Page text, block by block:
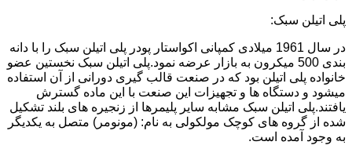
پلی اتیلن سبک:
در سال 1961 میلادی کمپانی اکواستار پودر پلی اتیلن سبک را با دانه
بندی 500 میکرون به بازار عرضه نمود.پلی اتیلن سبک نخستین عضو
خانواده پلی اتیلن بود که در صنعت قالب گیری دورانی از آن استفاده
میشود و دستگاه ها و تجهیزات این صنعت با این ماده گسترش
یافتند.پلی اتیلن سبک مشابه سایر پلیمرها از زنجیره های بلند تشکیل
شده از گروه های کوچک مولکولی به نام: (مونومر) متصل به یکدیگر
به وجود آمده است.